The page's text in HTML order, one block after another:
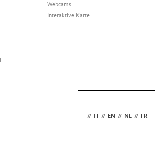
Webcams
Interaktive Karte
// IT // EN // NL // FR